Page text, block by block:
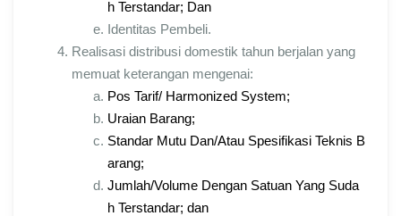
h Terstandar; Dan
Identitas Pembeli.
Realisasi distribusi domestik tahun berjalan yang
memuat keterangan mengenai:
Pos Tarif/ Harmonized System;
Uraian Barang;
Standar Mutu Dan/Atau Spesifikasi Teknis B
arang;
Jumlah/Volume Dengan Satuan Yang Suda
h Terstandar; dan